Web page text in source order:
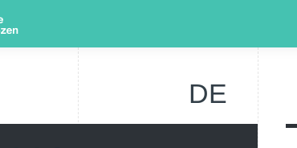
DE